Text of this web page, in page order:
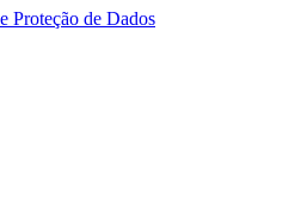
Proteção de Dados